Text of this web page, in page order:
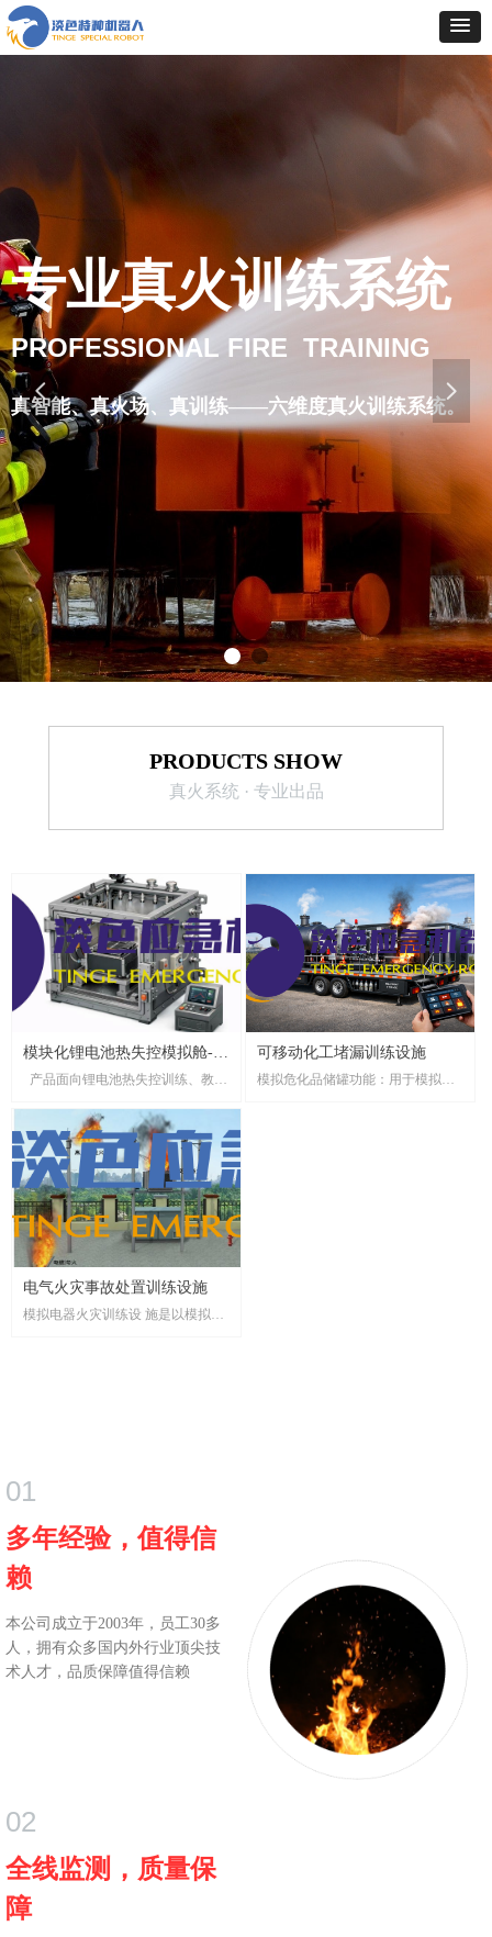
专业真火训练系统
PROFESSIONAL FIRE TRAINING
真智能、真火场、真训练——六维度真火训练系统。
넳 넲
PRODUCTS SHOW
真火系统 · 专业出品
模块化锂电池热失控模拟舱-锂
电池着火训练设施
产品面向锂电池热失控训练、教学
景，单模块约1 m x 1 m x 1 m的模块
化热失控模拟舱。产品安全可控、
可重复训练、可标准化交付，并在
后续保留升级到更高等级测试和评
估系统的接口。
可移动化工堵漏训练设施
模拟危化品储罐功能：用于模拟危
电气火灾事故处置训练设施
模拟电器火灾训练设 施是以模拟的
01
多年经验，值得信
赖
本公司成立于2003年，员工30多
人，拥有众多国内外行业顶尖技
术人才，品质保障值得信赖
02
全线监测，质量保
障